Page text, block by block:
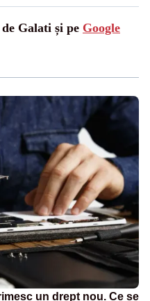
Galati și pe Google
un drept nou. Ce se